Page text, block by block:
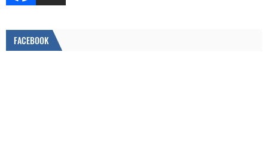
FACEBOOK